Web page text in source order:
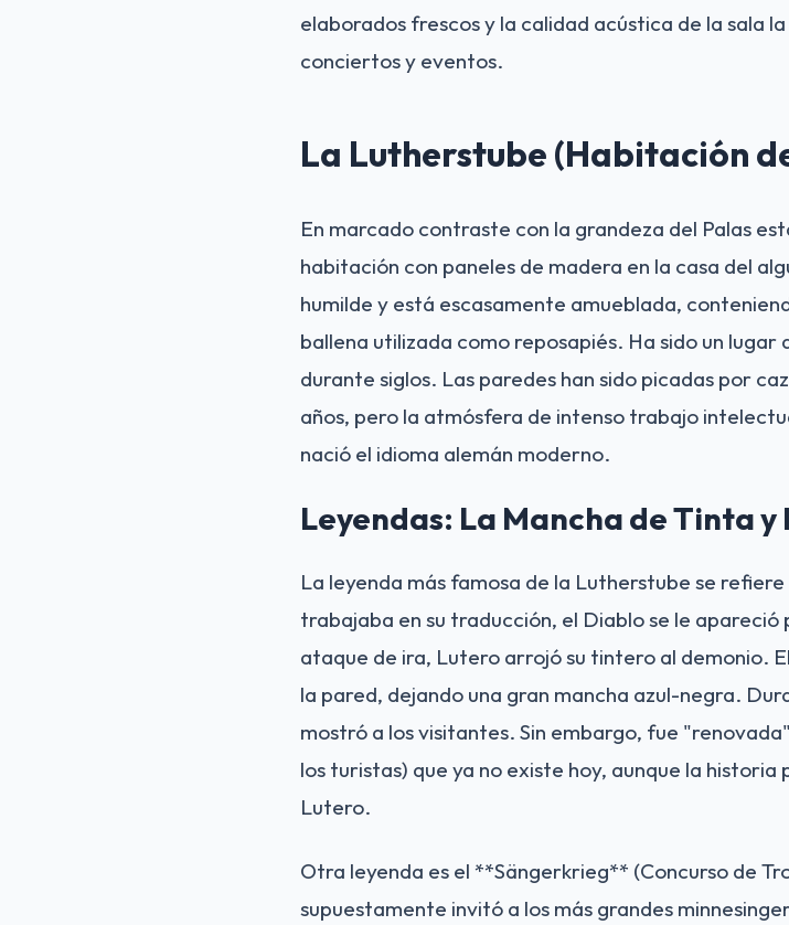
elaborados frescos y la calidad acústica de la sala
conciertos y eventos.
La Lutherstube (Habitación
En marcado contraste con la grandeza del Palas
habitación con paneles de madera en la casa del
humilde y está escasamente amueblada,
ballena utilizada como reposapiés. Ha sido un
durante siglos. Las paredes han sido picadas por
años, pero la atmósfera de intenso trabajo
nació el idioma alemán moderno.
Leyendas: La Mancha de Tinta y
La leyenda más famosa de la Lutherstube se
trabajaba en su traducción, el Diablo se le
ataque de ira, Lutero arrojó su tintero al demonio.
la pared, dejando una gran mancha azul-negra.
mostró a los visitantes. Sin embargo, fue
los turistas) que ya no existe hoy, aunque la historia
Lutero.
Otra leyenda es el **Sängerkrieg** (Concurso de
supuestamente invitó a los más grandes